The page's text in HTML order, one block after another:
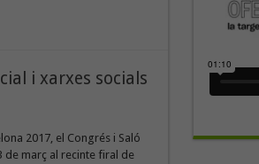
i xarxes socials
2017, el Congrés i Saló
de març al recinte firal de